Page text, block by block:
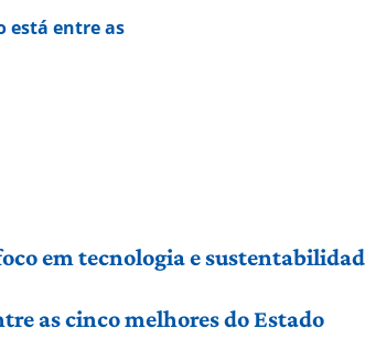
está entre as
em tecnologia e
as cinco melhores do Estado